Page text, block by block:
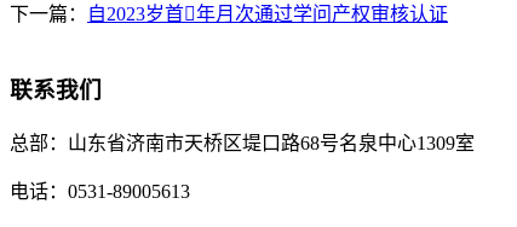
下一篇：
自2023岁首年月次通过学问产权审核认证
联系我们
总部： 山东省济南市天桥区堤口路68号名泉中心1309室
电话： 0531-89005613